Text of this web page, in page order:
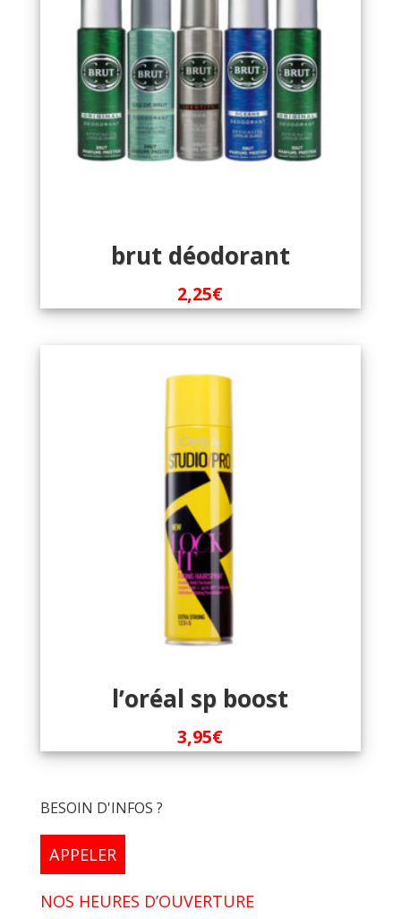
brut déodorant
2,25€
l’oréal sp boost
3,95€
BESOIN D'INFOS ?
APPELER
NOS HEURES D’OUVERTURE